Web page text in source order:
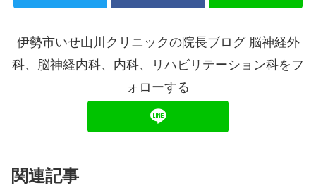
伊勢市いせ山川クリニックの院長ブログ 脳神経外
科、脳神経内科、内科、リハビリテーション科をフ
ォローする
関連記事